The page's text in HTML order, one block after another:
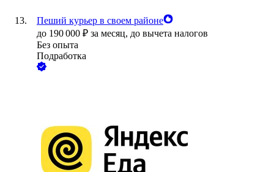
Пеший курьер в своем районе
до 190 000 ₽ за месяц, до вычета налогов
Без опыта
Подработка